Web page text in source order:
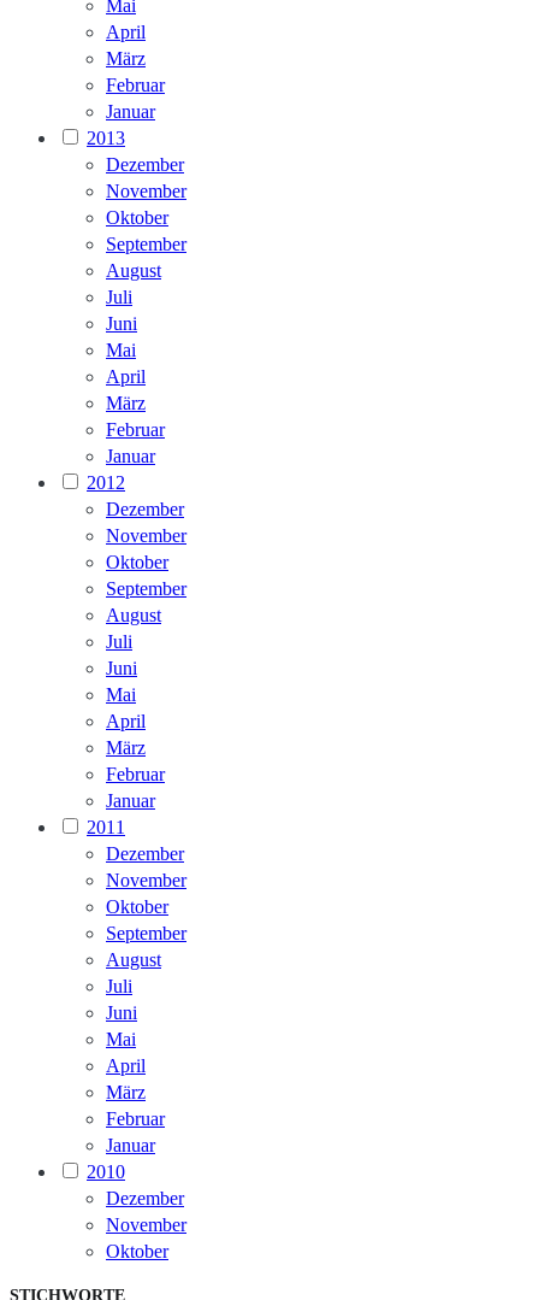
Mai
April
März
Februar
Januar
2013
Dezember
November
Oktober
September
August
Juli
Juni
Mai
April
März
Februar
Januar
2012
Dezember
November
Oktober
September
August
Juli
Juni
Mai
April
März
Februar
Januar
2011
Dezember
November
Oktober
September
August
Juli
Juni
Mai
April
März
Februar
Januar
2010
Dezember
November
Oktober
STICHWORTE